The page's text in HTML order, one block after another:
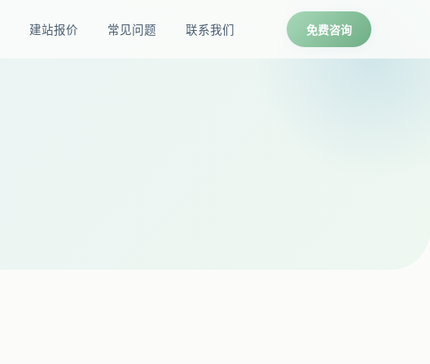
建站报价 常见问题 联系我们 免费咨询